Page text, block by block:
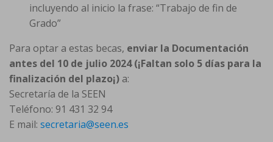
incluyendo al inicio la frase: “Trabajo de fin de
Grado”
Para optar a estas becas, enviar la Documentación
antes del 10 de julio 2024 (¡Faltan solo 5 días para la
finalización del plazo¡) a:
Secretaría de la SEEN
Teléfono: 91 431 32 94
E mail: secretaria@seen.es